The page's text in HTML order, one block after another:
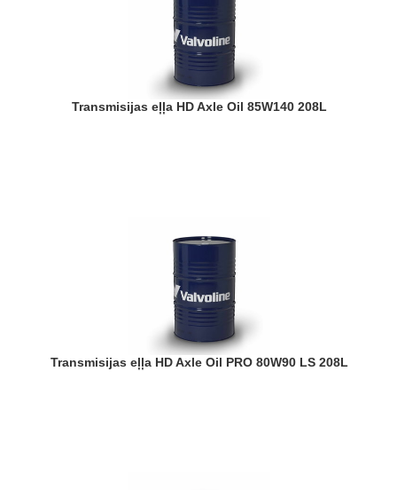
Transmisijas eļļa HD Axle Oil 85W140 208L
Transmisijas eļļa HD Axle Oil PRO 80W90 LS 208L